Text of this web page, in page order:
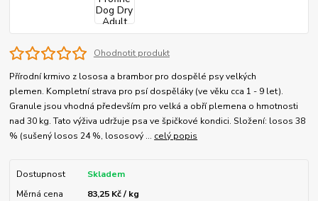
Ohodnotit produkt
Přírodní krmivo z lososa a brambor pro dospělé psy velkých
plemen. Kompletní strava pro psí dospěláky (ve věku cca 1 - 9 let).
Granule jsou vhodná především pro velká a obří plemena o hmotnosti
nad 30 kg. Tato výživa udržuje psa ve špičkové kondici. Složení: losos 38
% (sušený losos 24 %, lososový ... celý popis
Dostupnost
Skladem
Měrná cena
83,25 Kč / kg